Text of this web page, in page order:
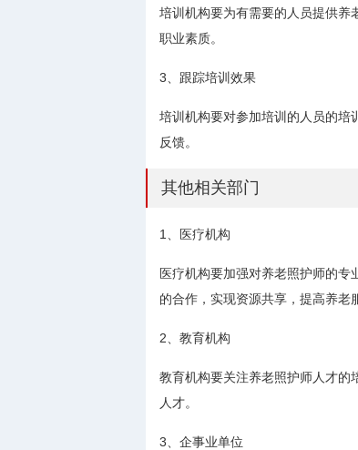
培训机构要为有需要的人员提供养
职业素质。
3、跟踪培训效果
培训机构要对参加培训的人员的培
反馈。
其他相关部门
1、医疗机构
医疗机构要加强对养老照护师的
的合作，实现资源共享，提高养老
2、教育机构
教育机构要关注养老照护师人才的
人才。
3、企事业单位